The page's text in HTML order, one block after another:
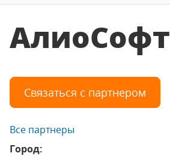
АлиоСофт
Связаться с партнером
Все партнеры
Город: